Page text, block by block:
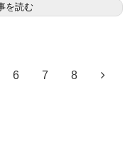
を読む
6 7 8